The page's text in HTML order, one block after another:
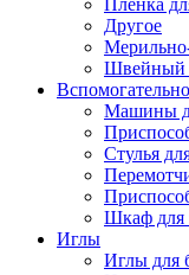
Другое
Машины
Стулья
Шкаф для
Иглы
Иглы для